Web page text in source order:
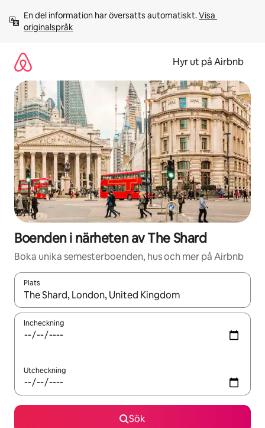
innehåll
En del information har översatts automatiskt. Visa
originalspråk
Hyr ut på Airbnb
Boenden i närheten av The Shard
Boka unika semesterboenden, hus och mer på Airbnb
Plats
När resultaten är tillgängliga kan du navigera med upp- och
Incheckning
Utcheckning
Sök